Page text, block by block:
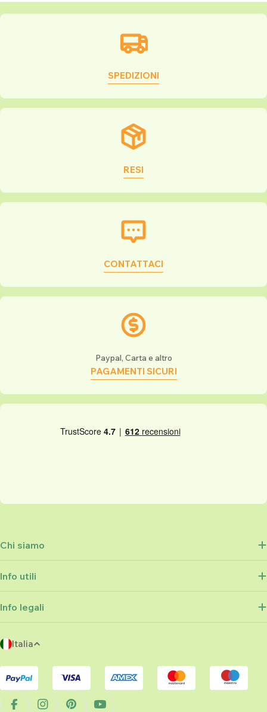
SPEDIZIONI
RESI
CONTATTACI
Paypal, Carta e altro
PAGAMENTI SICURI
Chi siamo
Info utili
Info legali
P
e
s
e
Italia
Metodi
di
pagamento